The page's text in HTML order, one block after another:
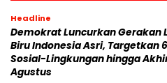
Headline
Demokrat Luncurkan Gerakan
Biru Indonesia Asri, Targetkan
Sosial-Lingkungan hingga
Agustus